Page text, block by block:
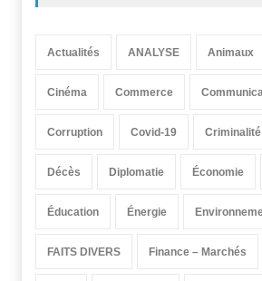
Actualités ANALYSE Animaux
Cinéma Commerce
Corruption Covid-19 Criminalité
Décès Diplomatie Économie
Éducation Énergie
FAITS DIVERS Finance – Marchés